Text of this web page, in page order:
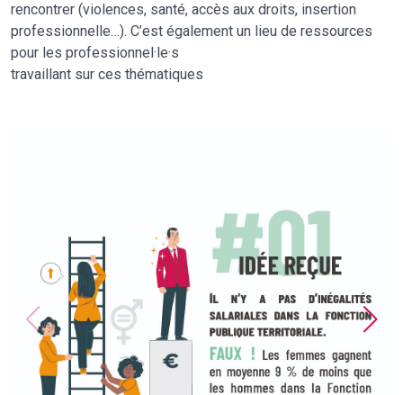
rencontrer (violences, santé, accès aux droits, insertion
professionnelle…). C’est également un lieu de ressources
pour les professionnel·le·s
travaillant sur ces thématiques